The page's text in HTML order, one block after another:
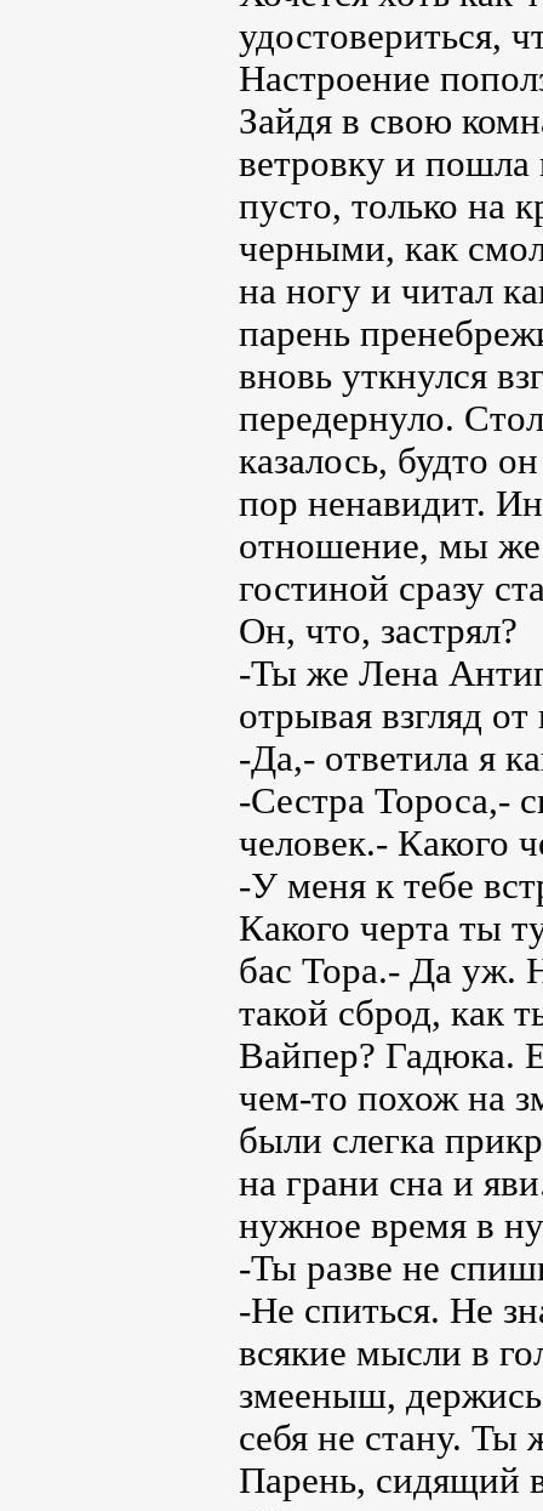
удостовериться,
Настроение
Зайдя в свою
ветровку и
пусто, только на
черными, как
на ногу и читал
парень
вновь уткнулся
передернуло.
казалось, будто
пор ненавидит.
отношение, мы же
гостиной сразу
Он, что, застрял?
-Ты же Лена
отрывая взгляд
-Да,- ответила я
-Сестра Тороса,-
человек.- Какого
-У меня к тебе
Какого черта ты
бас Тора.- Да уж.
такой сброд, как
Вайпер? Гадюка.
чем-то похож на
были слегка
на грани сна и
нужное время в
-Ты разве не
-Не спиться. Не
всякие мысли в
змееныш,
себя не стану. Ты
Парень, сидящий